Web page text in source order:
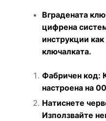
Вградената
цифрена
инструкции
ключалката.
Фабричен код:
настроена на
Натиснете
Използвайте